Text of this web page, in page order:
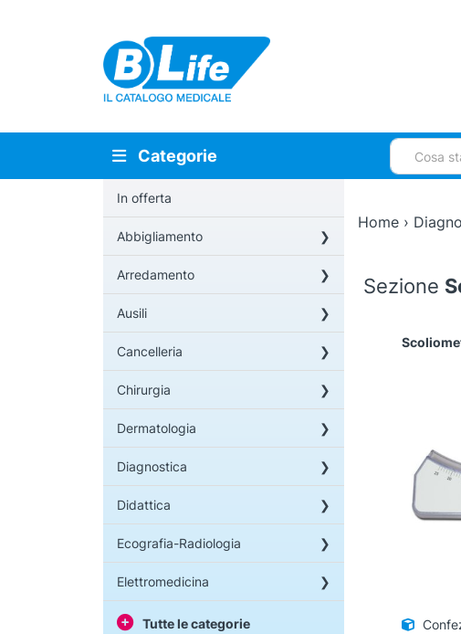
Vai al contenuto principale
Categorie Cerca:
In offerta
Abbigliamento
Arredamento
Ausili
Cancelleria
Chirurgia
Dermatologia
Diagnostica
Didattica
Ecografia-Radiologia
Elettromedicina
Tutte le categorie
Home ›
Sezione